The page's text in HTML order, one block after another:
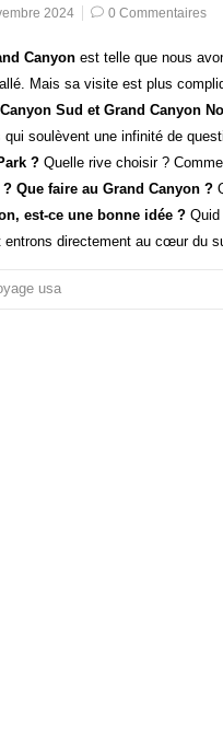
2024 0 Commentaires
Canyon est telle que nous
Mais sa visite est plus
Sud et Grand Canyon
soulèvent une infinité de
? Quelle rive choisir ?
Que faire au Grand Canyon ?
est-ce une bonne idée ?
directement au cœur du
usa